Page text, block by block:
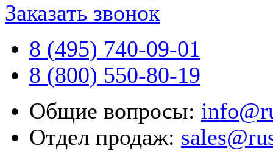
Заказать звонок
8 (495) 740-09-01
8 (800) 550-80-19
Общие вопросы:
Отдел продаж: